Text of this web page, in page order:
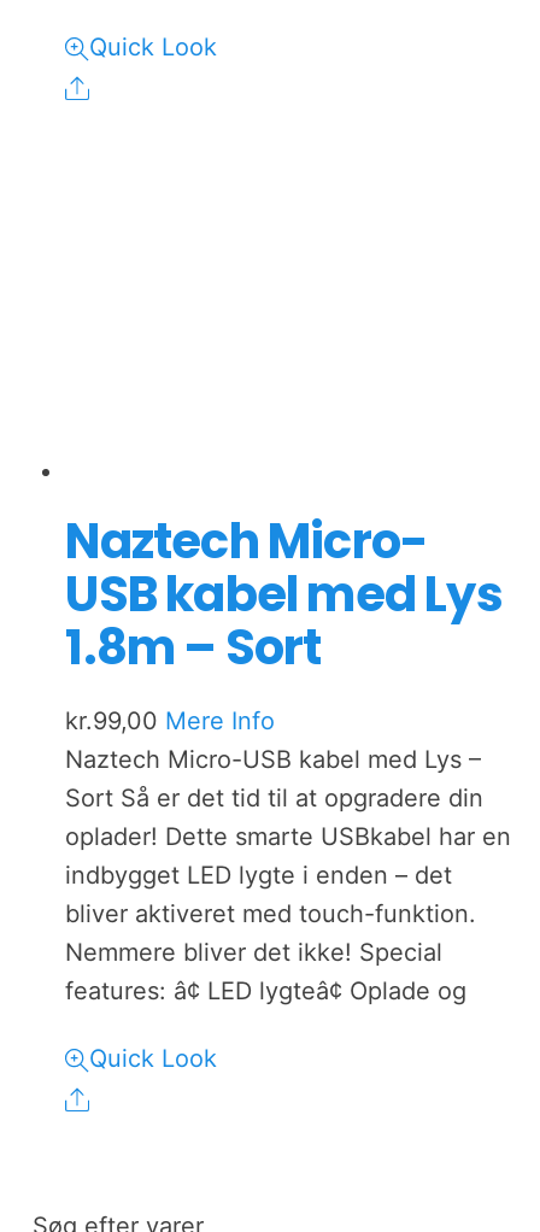
Quick Look
Share
Naztech Micro-
USB kabel med Lys
1.8m – Sort
kr.99,00 Mere Info
Naztech Micro-USB kabel med Lys –
Sort Så er det tid til at opgradere din
oplader! Dette smarte USBkabel har en
indbygget LED lygte i enden – det
bliver aktiveret med touch-funktion.
Nemmere bliver det ikke! Special
features: â¢ LED lygteâ¢ Oplade og
Quick Look
Share
Søg efter varer